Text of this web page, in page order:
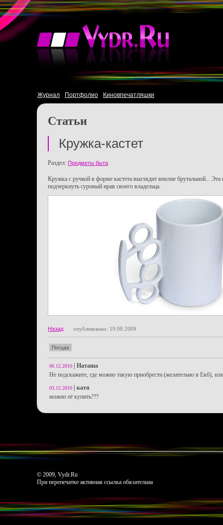
Журнал Портфолио Киновпечатляшки
Статьи
Кружка-кастет
Раздел: Предметы быта
Кружка с ручкой в форме кастета выглядит вполне брутальной...
подчеркнуть суровый нрав своего владельца.
Назад опубликовано: 19.08.2009
Посуда
06.12.2010
Наташа
Не подскажите, где можно такую приобрести (желательно в Екб), или
03.12.2010
катя
можно её купить???
© 2009, Vydr.Ru
При перепечатке активная ссылка обязательна